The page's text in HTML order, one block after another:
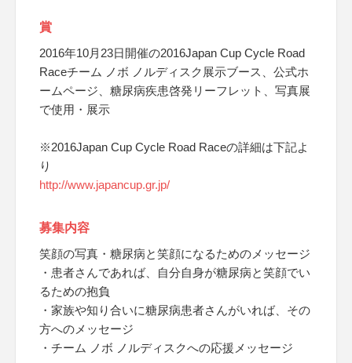
賞
2016年10月23日開催の2016Japan Cup Cycle Road
Raceチーム ノボ ノルディスク展示ブース、公式ホ
ームページ、糖尿病疾患啓発リーフレット、写真展
で使用・展示
※2016Japan Cup Cycle Road Raceの詳細は下記よ
り
http://www.japancup.gr.jp/
募集内容
笑顔の写真・糖尿病と笑顔になるためのメッセージ
・患者さんであれば、自分自身が糖尿病と笑顔でい
るための抱負
・家族や知り合いに糖尿病患者さんがいれば、その
方へのメッセージ
・チーム ノボ ノルディスクへの応援メッセージ